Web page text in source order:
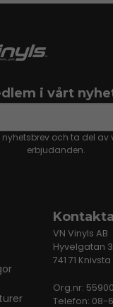
i vårt
och ta del av
erbjudanden.
VN Vinyls AB
Hyvelgatan
741 71 Knivsta
Org.nr:
Telefon: 08-